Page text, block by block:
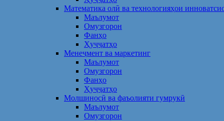
Математика олӣ ва технологияҳои
Маълумот
Омузгорон
Фанҳо
Ҳуҷҷатҳо
Менеҷмент ва маркетинг
Маълумот
Омузгорон
Фанҳо
Ҳуҷҷатҳо
Молшиносӣ ва фаъолияти гумрукӣ
Маълумот
Омузгорон